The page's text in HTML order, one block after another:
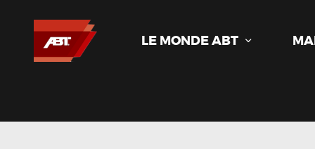
LE MONDE ABT